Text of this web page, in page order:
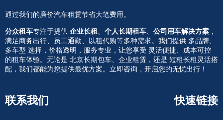
通过我们的廉价汽车租赁节省大笔费用。
分众租车专注于提供 企业长租、 个人长期租车、 公司用车解决方案 ，
满足商务出行、员工通勤、以租代购等多种需求。我们提供 多品牌、
多车型 选择，价格透明，服务专业，让您享受 灵活便捷、成本可控
的租车体验。无论是 北京长期包车、企业租赁，还是 短租长租灵活搭
配，我们都能为您提供最优方案。立即咨询，开启您的无忧出行！
联系我们 快速链接